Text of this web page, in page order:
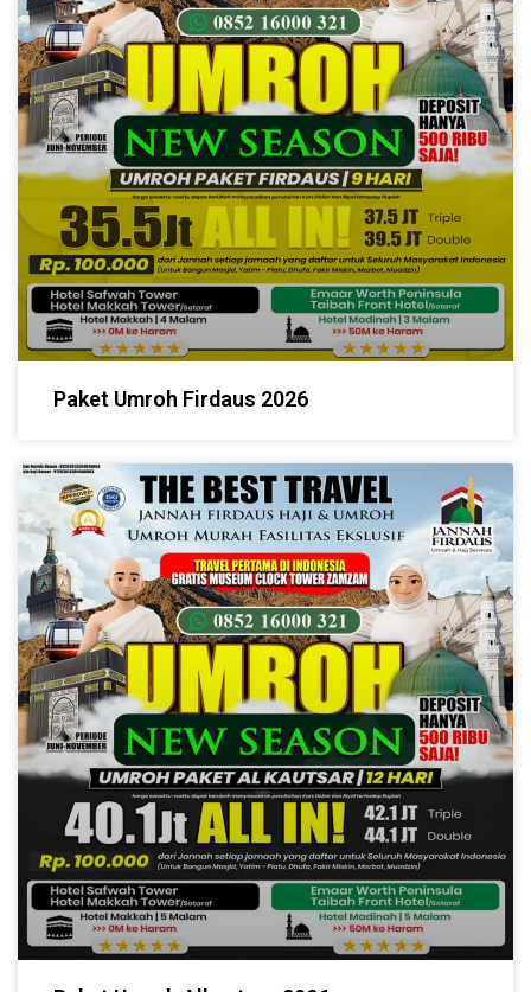
Paket Umroh Firdaus 2026